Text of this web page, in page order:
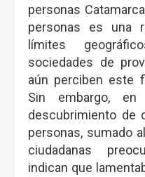
personas
personas es una
límites
sociedades de
aún perciben este
Sin embargo,
descubrimiento de
personas, sumado
ciudadanas
indican que